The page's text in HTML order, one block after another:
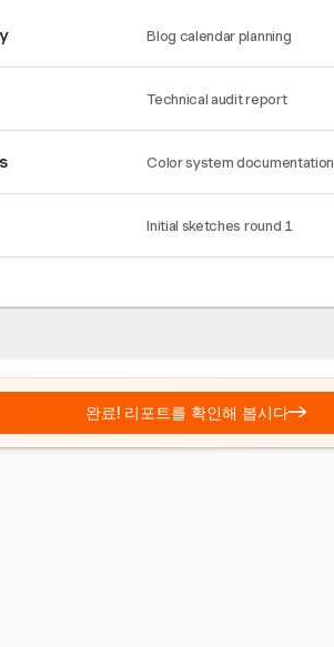
Blog calendar planning
Technical audit report
Color system documentation
Initial sketches round 1
완료! 리포트를 확인해 봅시다→